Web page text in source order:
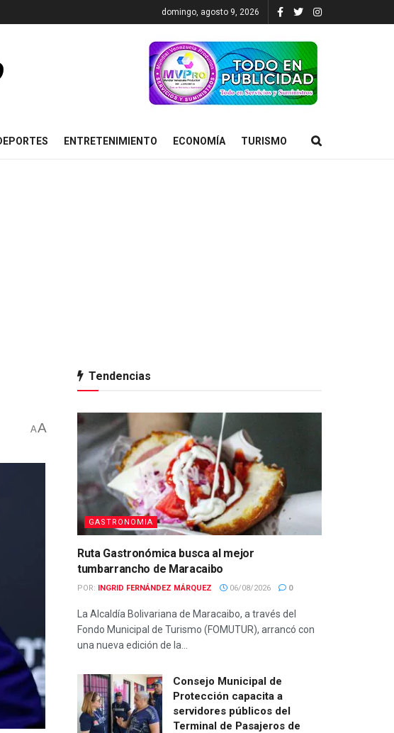
domingo, agosto 9, 2026
ENTRETENIMIENTO ECONOMÍA TURISMO
AA
Tendencias
GASTRONOMIA
Ruta Gastronómica busca al mejor
tumbarrancho de Maracaibo
POR: INGRID FERNÁNDEZ MÁRQUEZ 06/08/2026 0
La Alcaldía Bolivariana de Maracaibo, a través del
Fondo Municipal de Turismo (FOMUTUR), arrancó con
una nueva edición de la...
Consejo Municipal de
Protección capacita a
servidores públicos del
Terminal de Pasajeros de